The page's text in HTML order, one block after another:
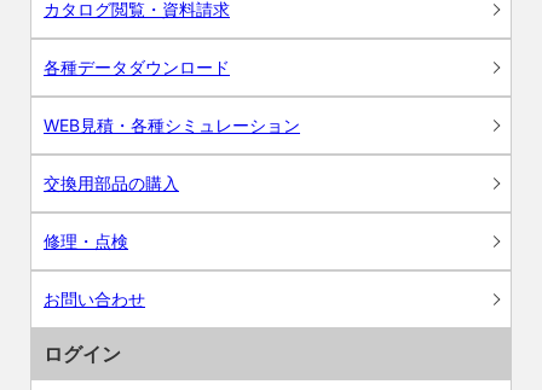
カタログ閲覧・資料請求
各種データダウンロード
WEB見積・各種シミュレーション
交換用部品の購入
修理・点検
お問い合わせ
ログイン